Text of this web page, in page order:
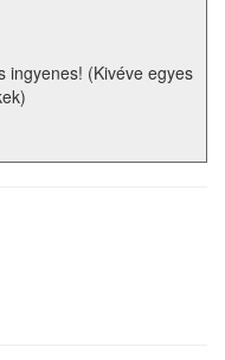
ingyenes! (Kivéve egyes